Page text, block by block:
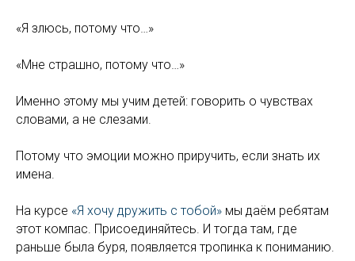
«Я злюсь, потому что…»
«Мне страшно, потому что…»
Именно этому мы учим детей: говорить о чувствах
словами, а не слезами.
Потому что эмоции можно приручить, если знать их
имена.
На курсе «Я хочу дружить с тобой» мы даём ребятам
этот компас. Присоединяйтесь. И тогда там, где
раньше была буря, появляется тропинка к пониманию.